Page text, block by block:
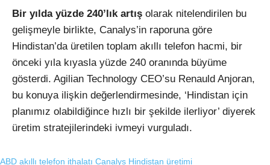
Bir yılda yüzde 240’lık artış olarak nitelendirilen bu
gelişmeyle birlikte, Canalys’in raporuna göre
Hindistan’da üretilen toplam akıllı telefon hacmi, bir
önceki yıla kıyasla yüzde 240 oranında büyüme
gösterdi. Agilian Technology CEO’su Renauld Anjoran,
bu konuya ilişkin değerlendirmesinde, ‘Hindistan için
planımız olabildiğince hızlı bir şekilde ilerliyor’ diyerek
üretim stratejilerindeki ivmeyi vurguladı.
ABD akıllı telefon ithalatı Canalys Hindistan üretimi